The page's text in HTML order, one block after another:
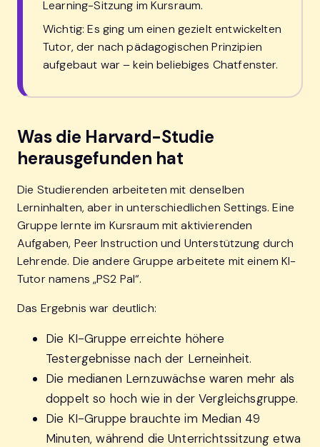
Learning-Sitzung im Kursraum.
Wichtig: Es ging um einen gezielt entwickelten
Tutor, der nach pädagogischen Prinzipien
aufgebaut war – kein beliebiges Chatfenster.
Was die Harvard-Studie
herausgefunden hat
Die Studierenden arbeiteten mit denselben
Lerninhalten, aber in unterschiedlichen Settings. Eine
Gruppe lernte im Kursraum mit aktivierenden
Aufgaben, Peer Instruction und Unterstützung durch
Lehrende. Die andere Gruppe arbeitete mit einem KI-
Tutor namens „PS2 Pal“.
Das Ergebnis war deutlich:
Die KI-Gruppe erreichte höhere
Testergebnisse nach der Lerneinheit.
Die medianen Lernzuwächse waren mehr als
doppelt so hoch wie in der Vergleichsgruppe.
Die KI-Gruppe brauchte im Median 49
Minuten, während die Unterrichtssitzung etwa